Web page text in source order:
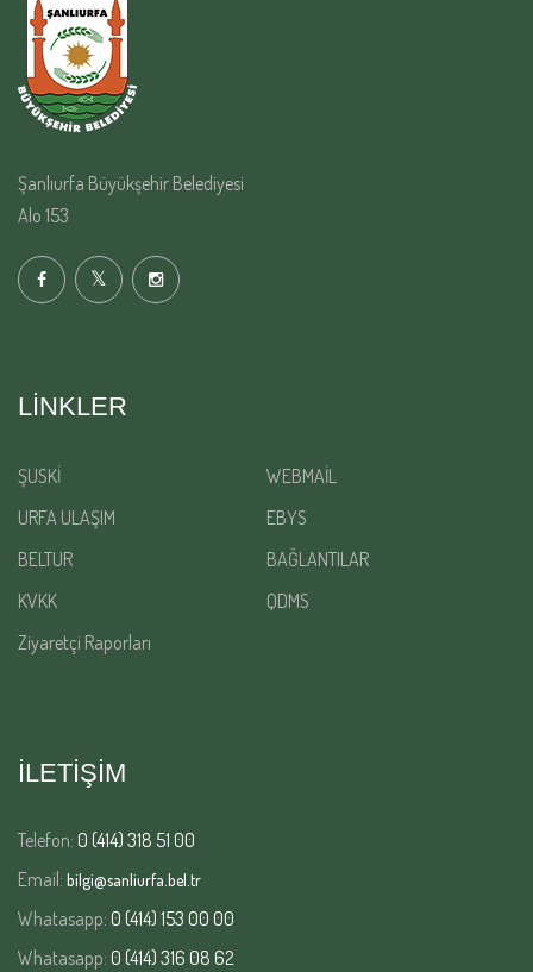
Şanlıurfa Büyükşehir Belediyesi
Alo 153
LINKLER
ŞUSKİ
WEBMAİL
URFA ULAŞIM
EBYS
BELTUR
BAĞLANTILAR
KVKK
QDMS
Ziyaretçi Raporları
İLETİŞİM
Telefon: 0 (414) 318 51 00
Email: bilgi@sanliurfa.bel.tr
Whatasapp: 0 (414) 153 00 00
Whatasapp: 0 (414) 316 08 62